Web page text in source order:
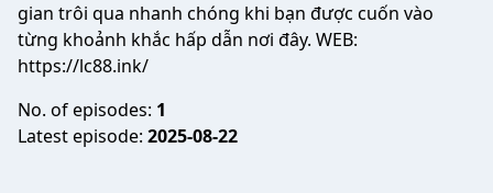
gian trôi qua nhanh chóng khi bạn được cuốn vào
từng khoảnh khắc hấp dẫn nơi đây. WEB:
https://lc88.ink/
No. of episodes: 1
Latest episode: 2025-08-22